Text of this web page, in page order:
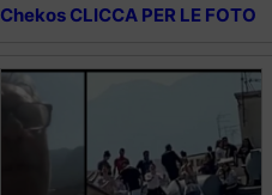
Chekos CLICCA PER LE FOTO